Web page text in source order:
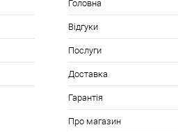
Головна
Відгуки
Послуги
Доставка
Гарантія
Про магазин